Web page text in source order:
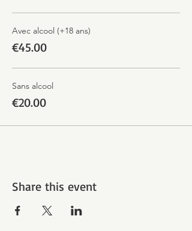
Avec alcool (+18 ans)
€45.00
Sans alcool
€20.00
Share this event